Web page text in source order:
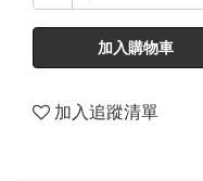
加入購物車
加入追蹤清單